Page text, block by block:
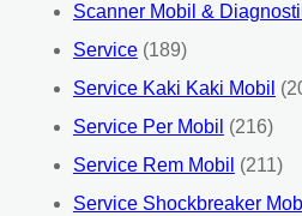
Scanner Mobil &
Service(189)
Service Kaki Kaki Mobil
Service Per Mobil (216)
Service Rem Mobil (211)
Service Shockbreaker